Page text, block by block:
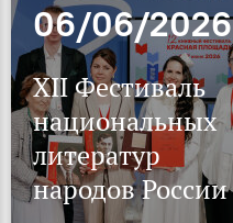
06/06/2026
XII Фестиваль
национальных
литератур
народов России